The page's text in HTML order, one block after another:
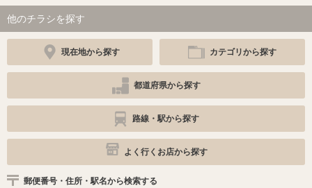
他のチラシを探す
現在地から探す カテゴリから探す
都道府県から探す
路線・駅から探す
よく行くお店から探す
郵便番号・住所・駅名から検索する